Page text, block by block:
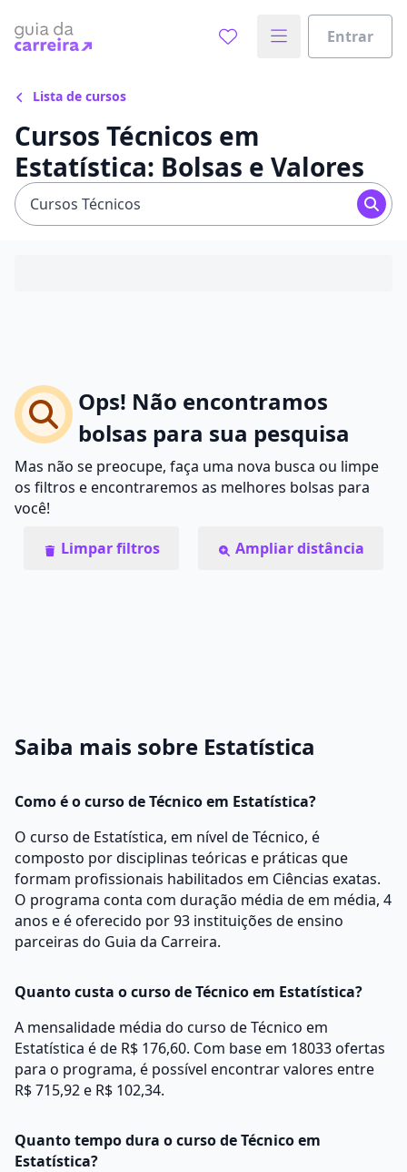
Entrar
Lista de cursos
Cursos Técnicos em
Estatística: Bolsas e Valores
Cursos Técnicos
Ops! Não encontramos
bolsas para sua pesquisa
Mas não se preocupe, faça uma nova busca ou limpe
os filtros e encontraremos as melhores bolsas para
você!
Limpar filtros
Ampliar distância
Saiba mais sobre Estatística
Como é o curso de Técnico em Estatística?
O curso de Estatística, em nível de Técnico, é
composto por disciplinas teóricas e práticas que
formam profissionais habilitados em Ciências exatas.
O programa conta com duração média de em média, 4
anos e é oferecido por 93 instituições de ensino
parceiras do Guia da Carreira.
Quanto custa o curso de Técnico em Estatística?
A mensalidade média do curso de Técnico em
Estatística é de R$ 176,60. Com base em 18033 ofertas
para o programa, é possível encontrar valores entre
R$ 715,92 e R$ 102,34.
Quanto tempo dura o curso de Técnico em
Estatística?